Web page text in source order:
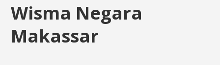
Wisma Negara
Makassar